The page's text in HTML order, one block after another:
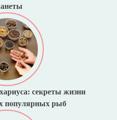
секреты жизни
популярных рыб